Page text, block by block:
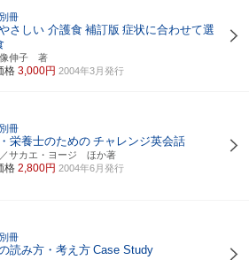
冊
さしい 介護食 補訂版 症状に合わせて選
像伸子 著
格 3,000円 2004年3月発行
冊
栄養士のための チャレンジ英会話
サカエ・ヨージ ほか著
格 2,800円 2004年6月発行
冊
読み方・考え方 Case Study